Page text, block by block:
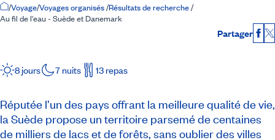
Accueil
/Voyage/Voyages organisés/Résultats de recherche/
Au fil de l'eau - Suède et Danemark
Partager X
8 jours 7 nuits 13 repas
Réputée l’un des pays offrant la meilleure qualité de vie,
la Suède propose un territoire parsemé de centaines
de milliers de lacs et de forêts, sans oublier des villes